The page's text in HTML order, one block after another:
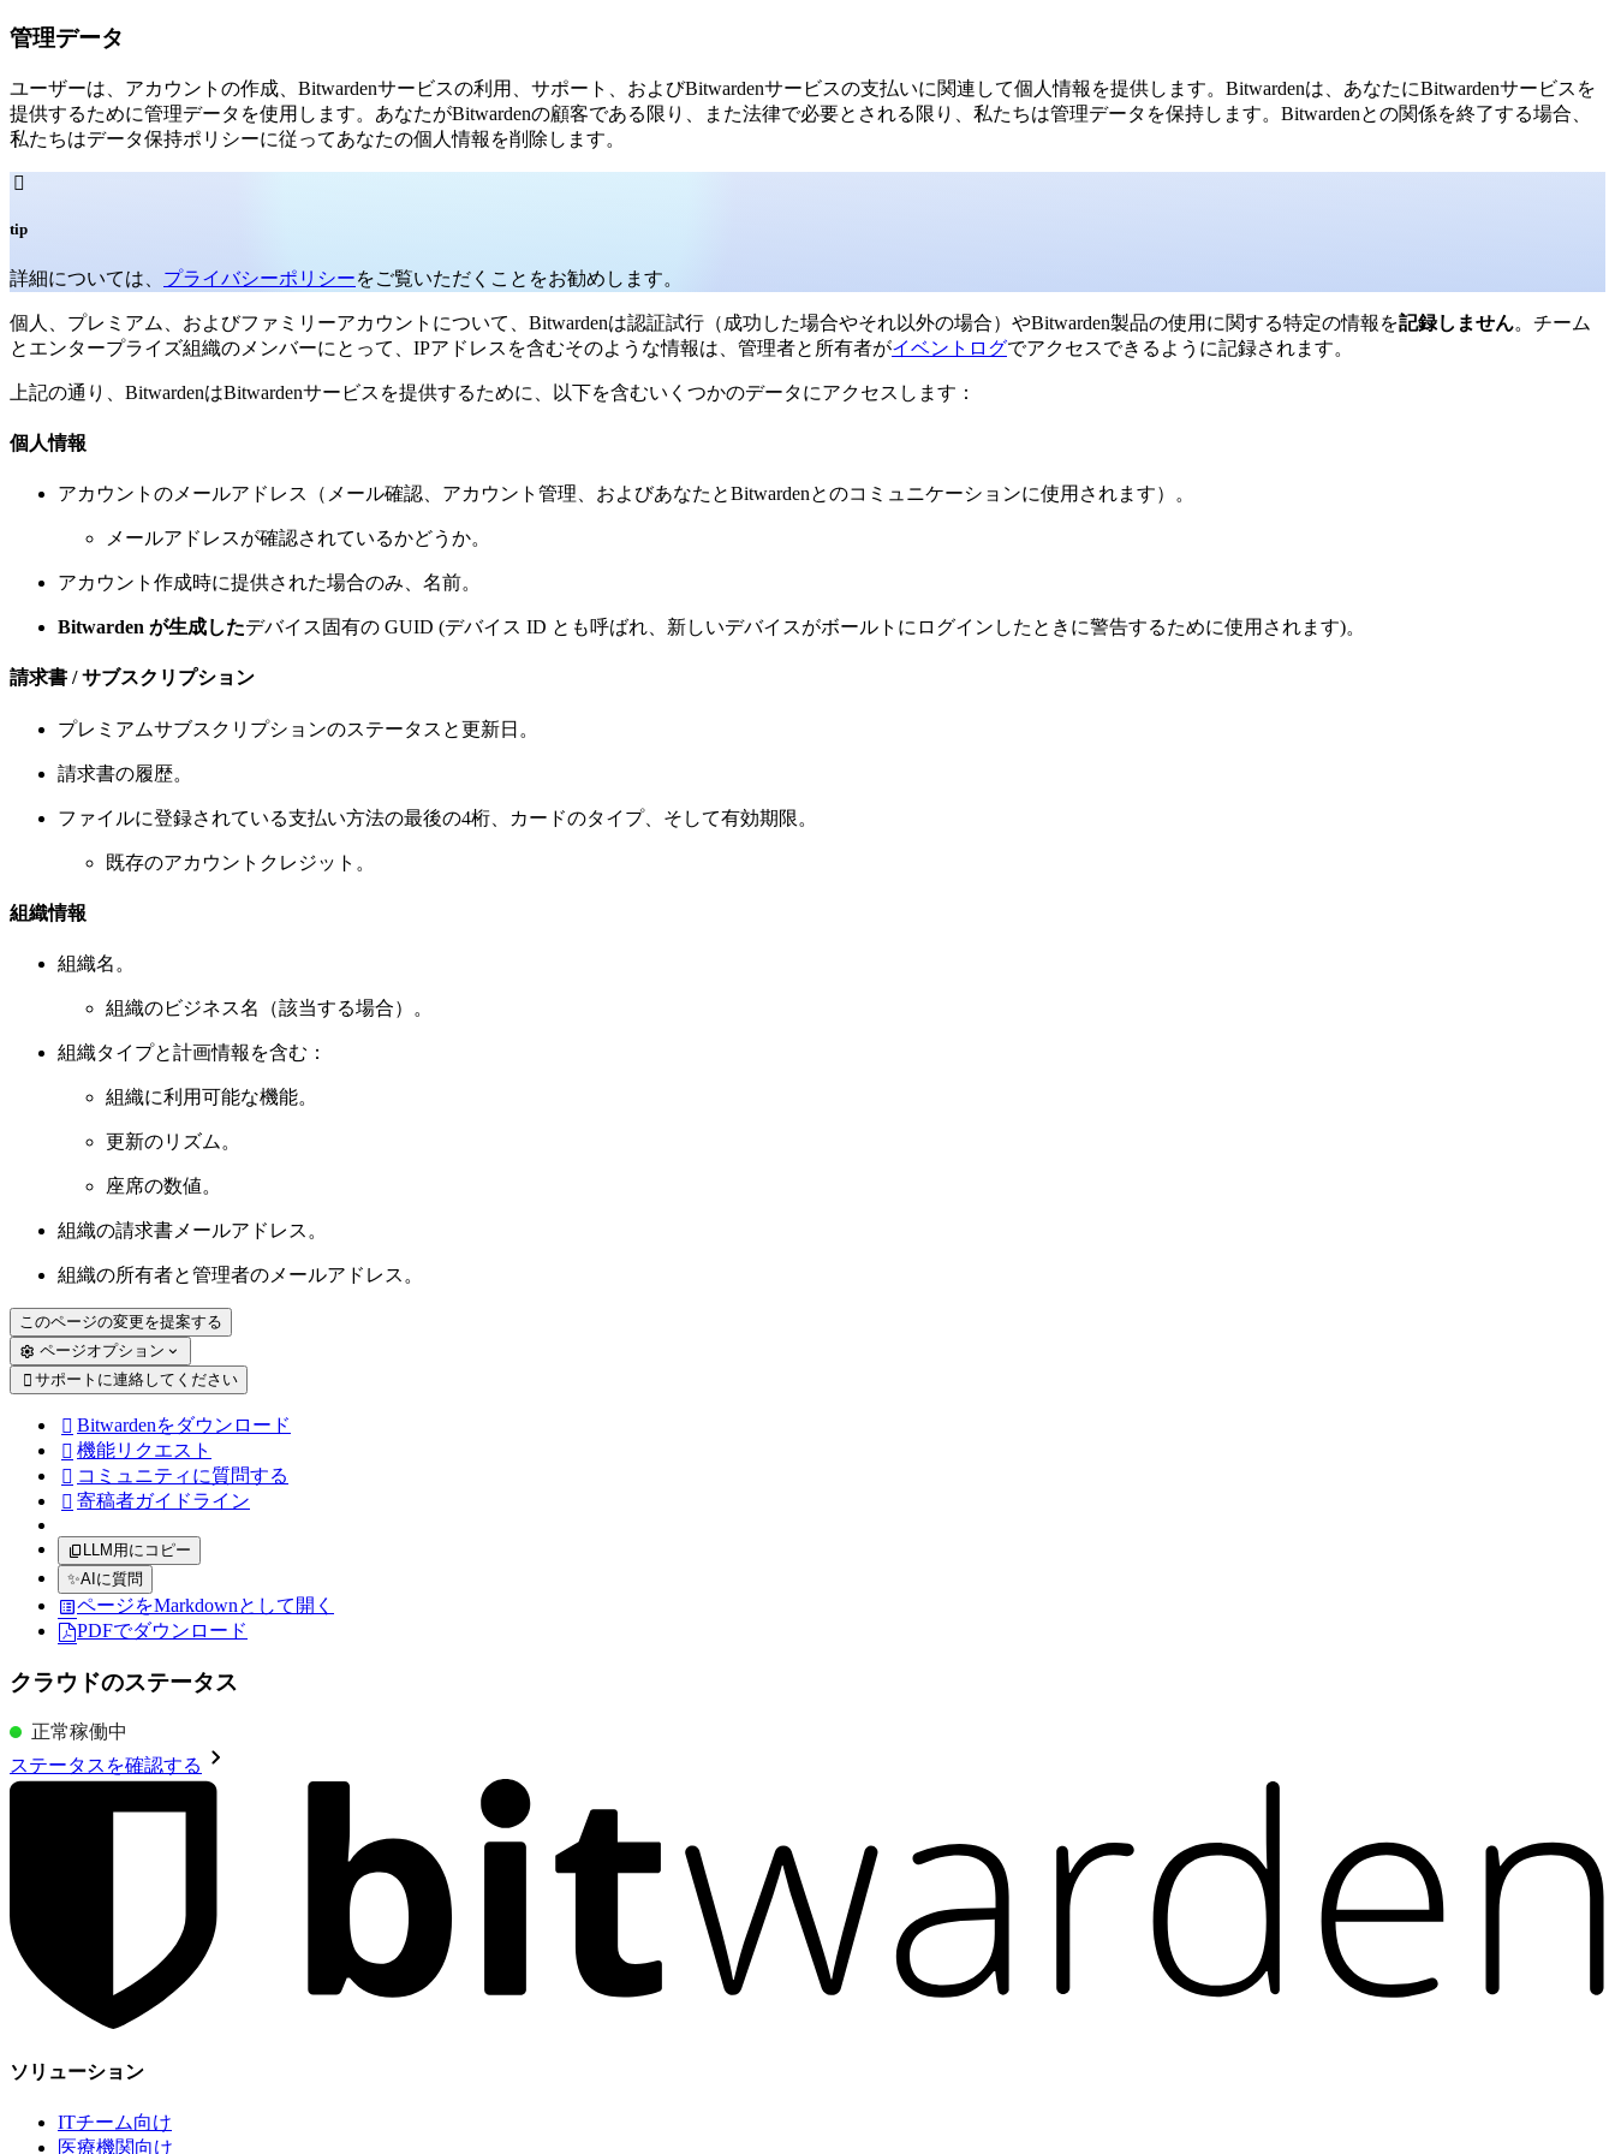
管理データ
ユーザーは、アカウントの作成、Bitwardenサービスの利用、サポート、およびBitwardenサービスの支払いに関連して個人情報を提供します。Bitwardenは、あなたにBitwardenサービスを
提供するために管理データを使用します。あなたがBitwardenの顧客である限り、また法律で必要とされる限り、私たちは管理データを保持します。Bitwardenとの関係を終了する場合、
私たちはデータ保持ポリシーに従ってあなたの個人情報を削除します。

tip
詳細については、 プライバシーポリシーをご覧いただくことをお勧めします。
個人、プレミアム、およびファミリーアカウントについて、Bitwardenは認証試行（成功した場合やそれ以外の場合）やBitwarden製品の使用に関する特定の情報を記録しません。チーム
とエンタープライズ組織のメンバーにとって、IPアドレスを含むそのような情報は、管理者と所有者がイベントログでアクセスできるように記録されます。
上記の通り、BitwardenはBitwardenサービスを提供するために、以下を含むいくつかのデータにアクセスします：
個人情報
アカウントのメールアドレス（メール確認、アカウント管理、およびあなたとBitwardenとのコミュニケーションに使用されます）。
メールアドレスが確認されているかどうか。
アカウント作成時に提供された場合のみ、名前。
Bitwarden が生成したデバイス固有の GUID (デバイス ID とも呼ばれ、新しいデバイスがボールトにログインしたときに警告するために使用されます)。
請求書 / サブスクリプション
プレミアムサブスクリプションのステータスと更新日。
請求書の履歴。
ファイルに登録されている支払い方法の最後の4桁、カードのタイプ、そして有効期限。
既存のアカウントクレジット。
組織情報
組織名。
組織のビジネス名（該当する場合）。
組織タイプと計画情報を含む：
組織に利用可能な機能。
更新のリズム。
座席の数値。
組織の請求書メールアドレス。
組織の所有者と管理者のメールアドレス。
このページの変更を提案する
ページオプション
 サポートに連絡してください
 Bitwardenをダウンロード
 機能リクエスト
 コミュニティに質問する
 寄稿者ガイドライン
LLM用にコピー
✨AIに質問
ページをMarkdownとして開く
PDFでダウンロード
クラウドのステータス
正常稼働中
ステータスを確認する
ソリューション
ITチーム向け
医療機関向け